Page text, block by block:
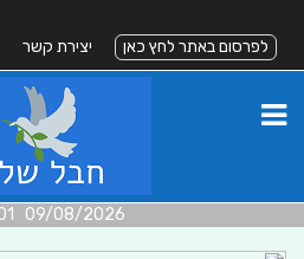
לפרסום באתר לחץ כאן
יצירת קשר
09/08/2026 01:01 01